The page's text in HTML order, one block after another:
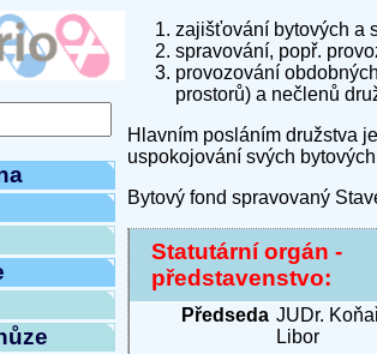
zajišťování bytových a
spravování, popř.
provozování
prostorů) a nečlenů
Hlavním posláním družstva
uspokojování svých
Bytový fond spravovaný
Statutární orgán -
představenstvo:
Předseda JUDr.
Libor